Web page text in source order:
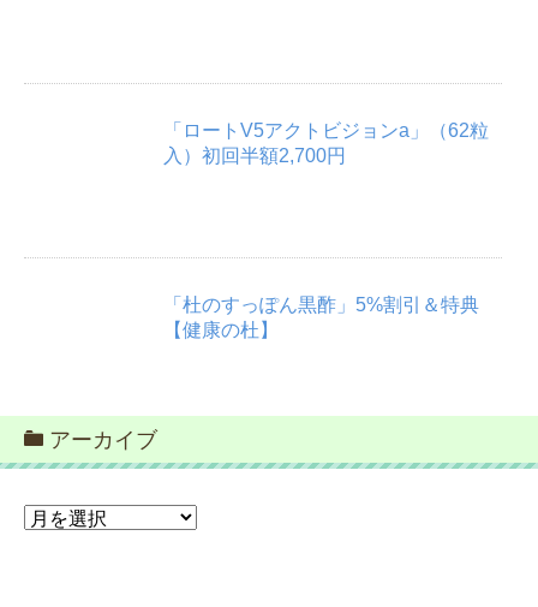
「ロートV5アクトビジョンa」（62粒
入）初回半額2,700円
「杜のすっぽん黒酢」5%割引＆特典
【健康の杜】
アーカイブ
ア